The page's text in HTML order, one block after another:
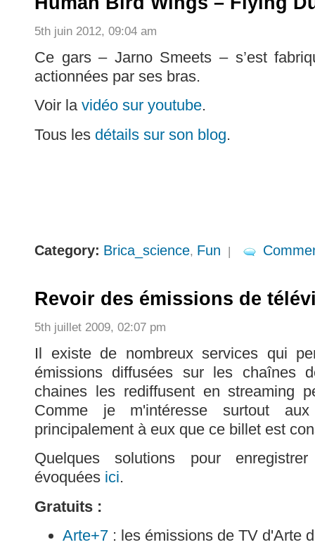
5th juin 2012, 09:04 am
Ce gars – Jarno Smeets – s’est
actionnées par ses bras.
Voir la vidéo sur youtube.
Tous les détails sur son blog.
Category: Brica_science, Fun |
Revoir des émissions de
5th juillet 2009, 02:07 pm
Il existe de nombreux services qui
émissions diffusées sur les chaînes
chaines les rediffusent en streaming
Comme je m'intéresse surtout aux
principalement à eux que ce billet est
Quelques solutions pour
évoquées ici.
Gratuits :
Arte+7 : les émissions de TV d'Arte